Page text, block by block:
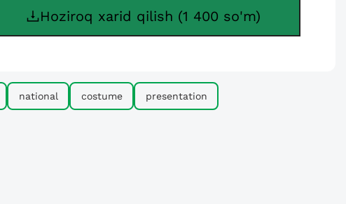
Hoziroq xarid qilish (1 400 so'm)
national costume presentation